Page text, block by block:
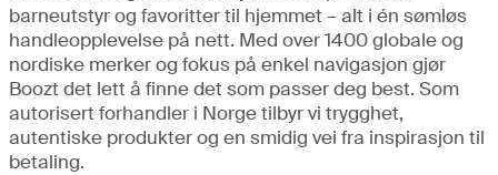
barneutstyr og favoritter til hjemmet – alt i én sømløs
handleopplevelse på nett. Med over 1400 globale og
nordiske merker og fokus på enkel navigasjon gjør
Boozt det lett å finne det som passer deg best. Som
autorisert forhandler i Norge tilbyr vi trygghet,
autentiske produkter og en smidig vei fra inspirasjon til
betaling.